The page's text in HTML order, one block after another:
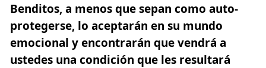
Benditos, a menos que sepan como auto-
protegerse, lo aceptarán en su mundo
emocional y encontrarán que vendrá a
ustedes una condición que les resultará